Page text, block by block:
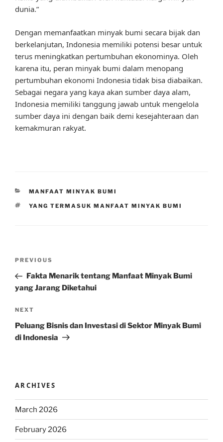
dunia.”
Dengan memanfaatkan minyak bumi secara bijak dan
berkelanjutan, Indonesia memiliki potensi besar untuk
terus meningkatkan pertumbuhan ekonominya. Oleh
karena itu, peran minyak bumi dalam menopang
pertumbuhan ekonomi Indonesia tidak bisa diabaikan.
Sebagai negara yang kaya akan sumber daya alam,
Indonesia memiliki tanggung jawab untuk mengelola
sumber daya ini dengan baik demi kesejahteraan dan
kemakmuran rakyat.
CATEGORIES
MANFAAT MINYAK BUMI
TAGS
YANG TERMASUK MANFAAT MINYAK BUMI
Previous
Post
PREVIOUS
Fakta Menarik tentang Manfaat Minyak Bumi
yang Jarang Diketahui
Next
Post
NEXT
Peluang Bisnis dan Investasi di Sektor Minyak Bumi
di Indonesia
ARCHIVES
March 2026
February 2026